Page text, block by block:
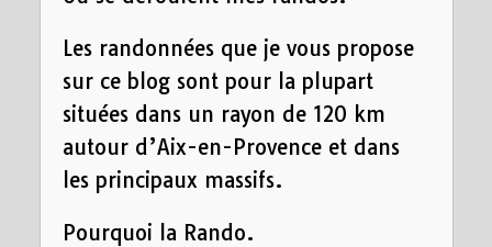
Les randonnées que je vous propose
sur ce blog sont pour la plupart
situées dans un rayon de 120 km
autour d’Aix-en-Provence et dans
les principaux massifs.
Pourquoi la Rando.